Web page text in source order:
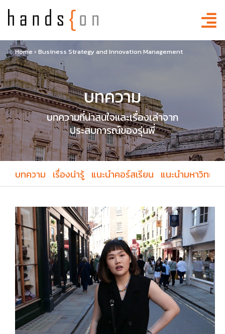
Home › Business Strategy and Innovation Management
บทความ
บทความที่น่าสนใจและเรื่องเล่าจาก
ประสบการณ์ของรุ่นพี่
บทความ เรื่องน่ารู้ แนะนำคอร์สเรียน แนะนำมหาวิทยา